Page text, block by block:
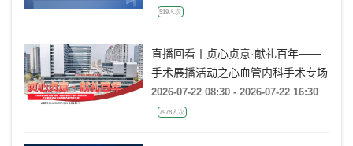
流的超声培训：从病理机制到临床诊
519人次
直播回看丨贞心贞意·献礼百年——
手术展播活动之心血管内科手术专场
2026-07-22 08:30 - 2026-07-22 16:30
7978人次